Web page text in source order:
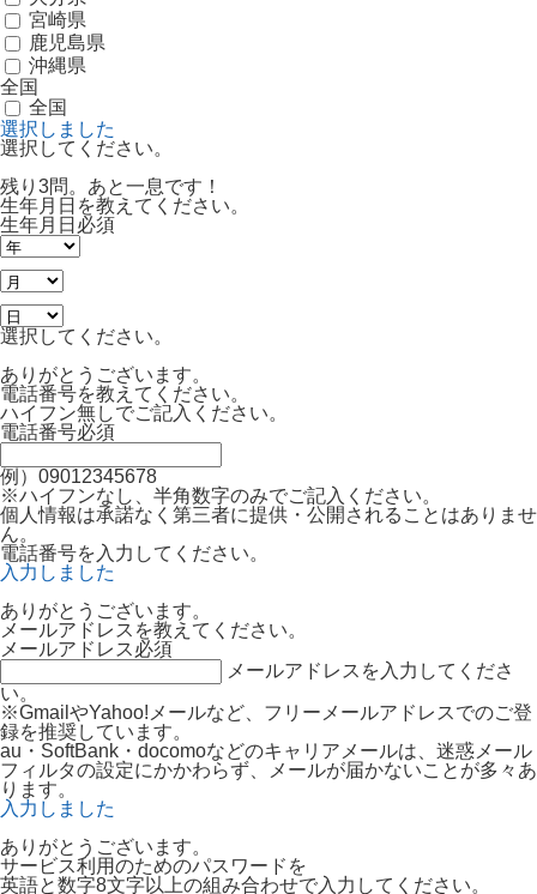
宮崎県
鹿児島県
沖縄県
全国
全国
選択しました
選択してください。
残り3問。あと一息です！
生年月日を教えてください。
生年月日 必須
選択してください。
ありがとうございます。
電話番号を教えてください。
ハイフン無しでご記入ください。
電話番号必須
例）09012345678
※ハイフンなし、半角数字のみでご記入ください。
個人情報は承諾なく第三者に提供・公開されることはありませ
ん。
電話番号を入力してください。
入力しました
ありがとうございます。
メールアドレスを教えてください。
メールアドレス必須
メールアドレスを入力してくださ
い。
※GmailやYahoo!メールなど、フリーメールアドレスでのご登
録を推奨しています。
au・SoftBank・docomoなどのキャリアメールは、迷惑メール
フィルタの設定にかかわらず、メールが届かないことが多々あ
ります。
入力しました
ありがとうございます。
サービス利用のためのパスワードを
英語と数字8文字以上の組み合わせで入力してください。